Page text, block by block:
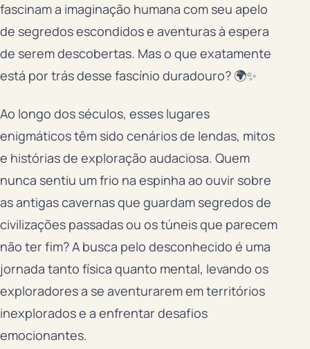
fascinam a imaginação humana com seu apelo
de segredos escondidos e aventuras à espera
de serem descobertas. Mas o que exatamente
está por trás desse fascínio duradouro? 🌍✨
Ao longo dos séculos, esses lugares
enigmáticos têm sido cenários de lendas, mitos
e histórias de exploração audaciosa. Quem
nunca sentiu um frio na espinha ao ouvir sobre
as antigas cavernas que guardam segredos de
civilizações passadas ou os túneis que parecem
não ter fim? A busca pelo desconhecido é uma
jornada tanto física quanto mental, levando os
exploradores a se aventurarem em territórios
inexplorados e a enfrentar desafios
emocionantes.